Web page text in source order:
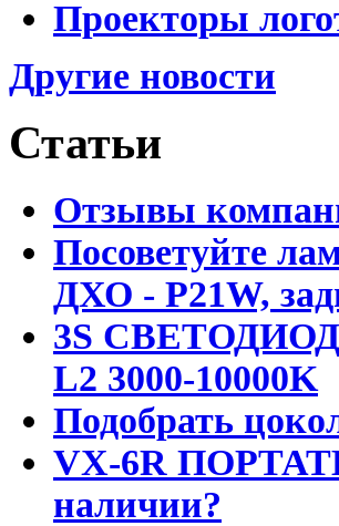
Проекторы
Другие новости
Статьи
Отзывы
Посоветуйте
ДХО - P21W,
3S
L2 3000-10000K
Подобрать
VX-6R
наличии?